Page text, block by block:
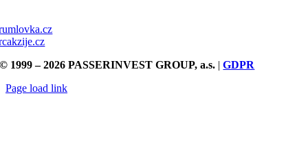
© 1999 – 2026 PASSERINVEST GROUP, a.s. |GDPR
Page load link